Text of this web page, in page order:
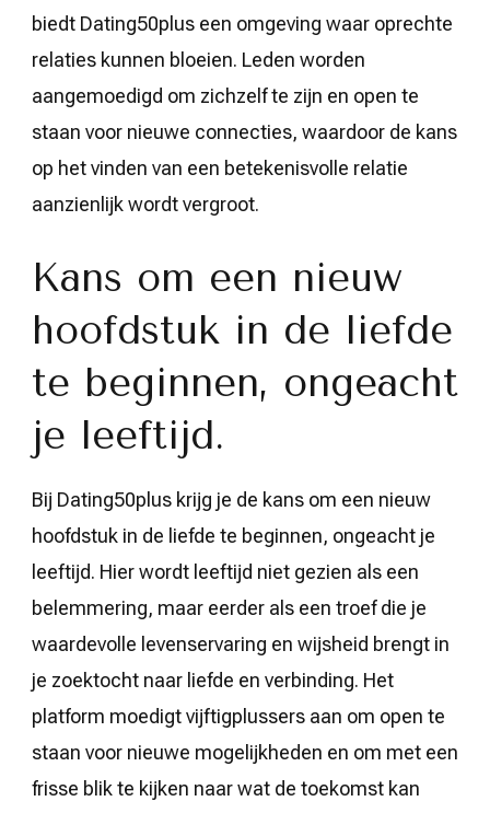
biedt Dating50plus een omgeving waar oprechte
relaties kunnen bloeien. Leden worden
aangemoedigd om zichzelf te zijn en open te
staan voor nieuwe connecties, waardoor de kans
op het vinden van een betekenisvolle relatie
aanzienlijk wordt vergroot.
Kans om een nieuw
hoofdstuk in de liefde
te beginnen, ongeacht
je leeftijd.
Bij Dating50plus krijg je de kans om een nieuw
hoofdstuk in de liefde te beginnen, ongeacht je
leeftijd. Hier wordt leeftijd niet gezien als een
belemmering, maar eerder als een troef die je
waardevolle levenservaring en wijsheid brengt in
je zoektocht naar liefde en verbinding. Het
platform moedigt vijftigplussers aan om open te
staan voor nieuwe mogelijkheden en om met een
frisse blik te kijken naar wat de toekomst kan